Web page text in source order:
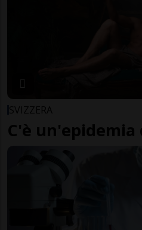
SVIZZERA
C'è un'epidemia